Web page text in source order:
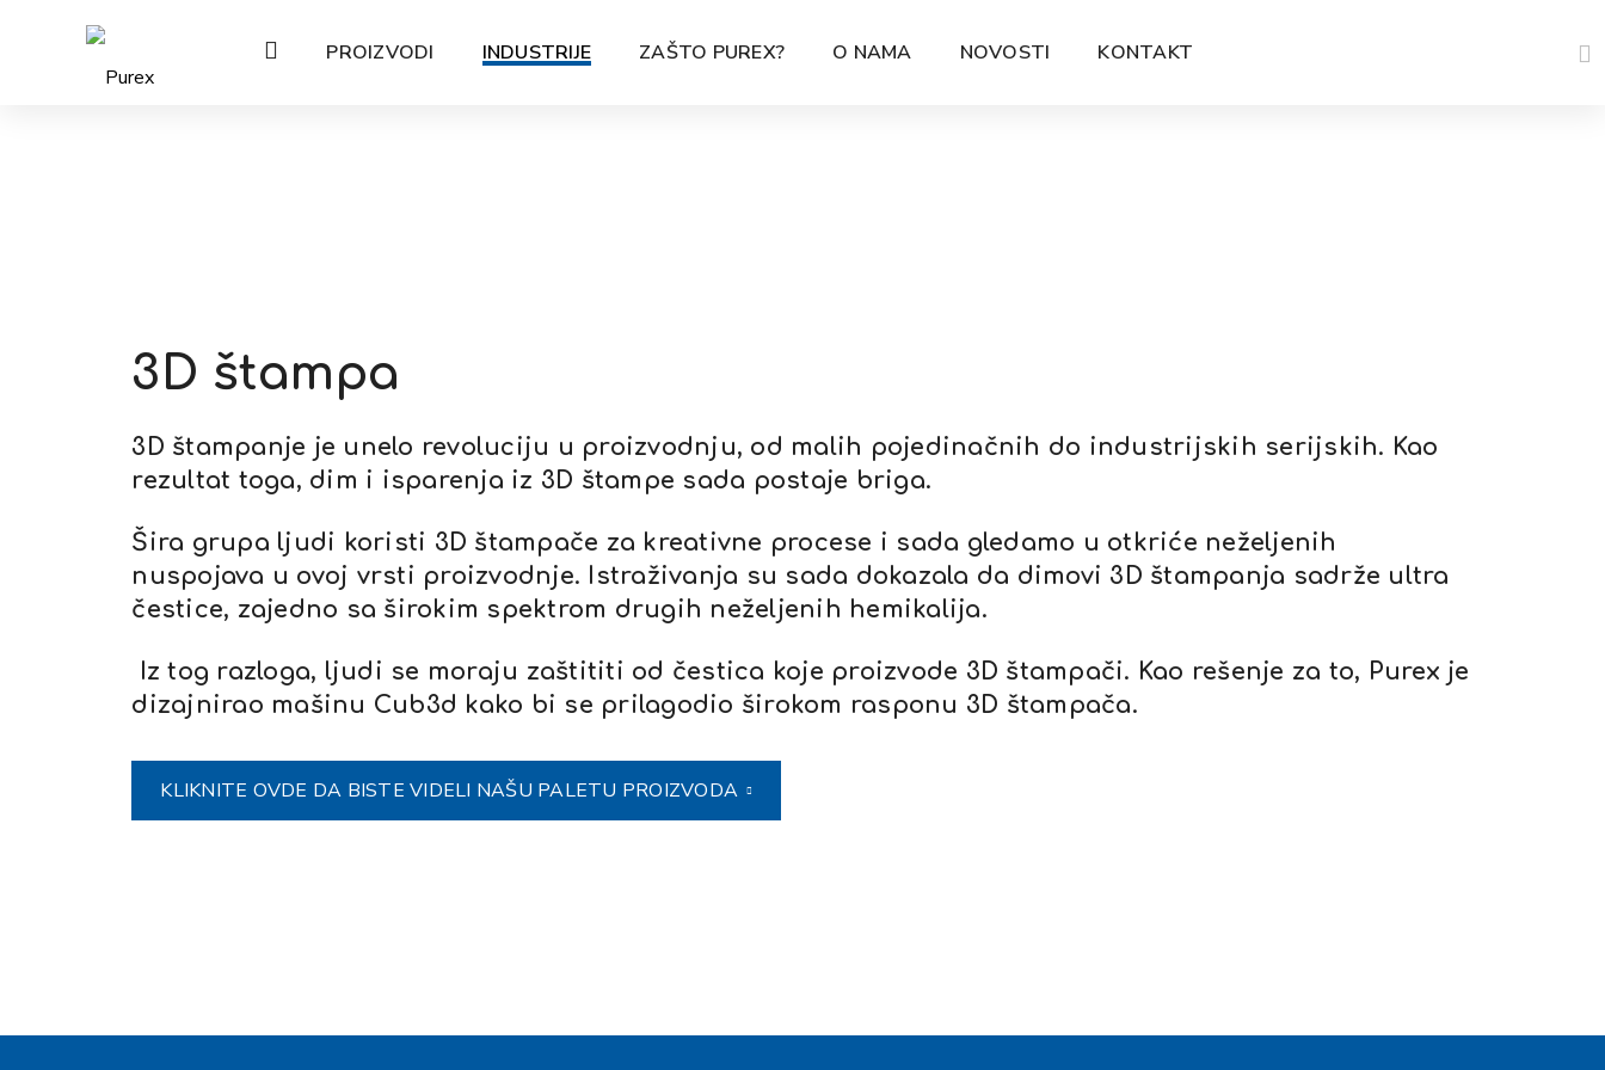
PROIZVODI INDUSTRIJE ZAŠTO PUREX? O NAMA NOVOSTI KONTAKT
3D štampa
3D štampanje je unelo revoluciju u proizvodnju, od malih pojedinačnih do industrijskih serijskih. Kao
rezultat toga, dim i isparenja iz 3D štampe sada postaje briga.
Šira grupa ljudi koristi 3D štampače za kreativne procese i sada gledamo u otkriće neželjenih
nuspojava u ovoj vrsti proizvodnje. Istraživanja su sada dokazala da dimovi 3D štampanja sadrže ultra
čestice, zajedno sa širokim spektrom drugih neželjenih hemikalija.
Iz tog razloga, ljudi se moraju zaštititi od čestica koje proizvode 3D štampači. Kao rešenje za to, Purex je
dizajnirao mašinu Cub3d kako bi se prilagodio širokom rasponu 3D štampača.
KLIKNITE OVDE DA BISTE VIDELI NAŠU PALETU PROIZVODA